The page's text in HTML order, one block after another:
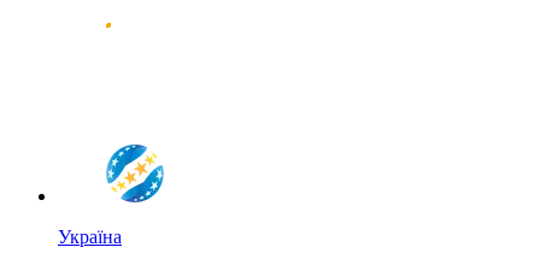
Україна